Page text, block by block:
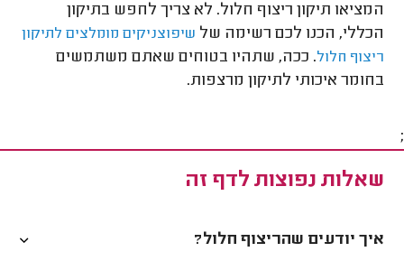
המציאו תיקון ריצוף חלול. לא צריך לחפש בתיקון
הכללי, הכנו לכם רשימה של שיפוצניקים מומלצים לתיקון
ריצוף חלול. ככה, שתהיו בטוחים שאתם משתמשים
בחומר איכותי לתיקון מרצפות.
;
שאלות נפוצות לדף זה
איך יודעים שהריצוף חלול?